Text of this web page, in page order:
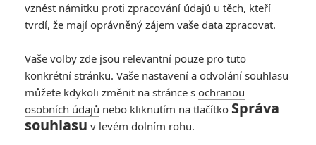
Napsal:Petr Slavík - (Anarvin), 03.03.2025 08:02
vznést námitku proti zpracování údajů u těch, kteří
tvrdí, že mají oprávněný zájem vaše data zpracovat.
Vaše volby zde jsou relevantní pouze pro tuto
konkrétní stránku. Vaše nastavení a odvolání souhlasu
můžete kdykoli změnit na stránce s ochranou
osobních údajů nebo kliknutím na tlačítko Správa
souhlasu v levém dolním rohu.